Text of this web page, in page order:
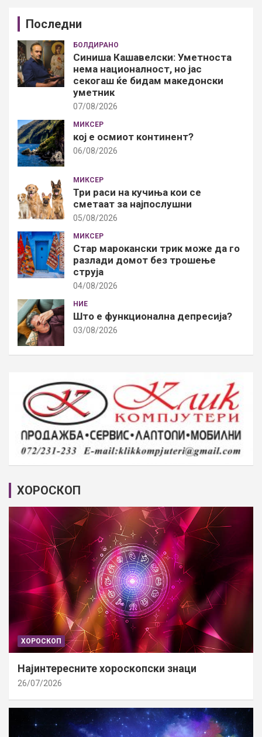
Последни
БОЛДИРАНО
Синиша Кашавелски: Уметноста
нема националност, но јас
секогаш ќе бидам македонски
уметник
07/08/2026
МИКСЕР
кој е осмиот континент?
06/08/2026
МИКСЕР
Три раси на кучиња кои се
сметаат за најпослушни
05/08/2026
МИКСЕР
Стар марокански трик може да го
разлади домот без трошење
струја
04/08/2026
НИЕ
Што е функционална депресија?
03/08/2026
ХОРОСКОП
ХОРОСКОП
Најинтересните хороскопски знаци
26/07/2026